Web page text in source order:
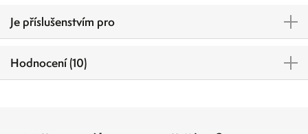
Je příslušenstvím pro
Hodnocení (10)